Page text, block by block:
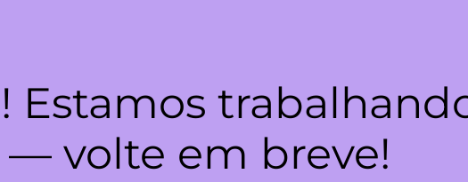
Estamos
— volte em breve!